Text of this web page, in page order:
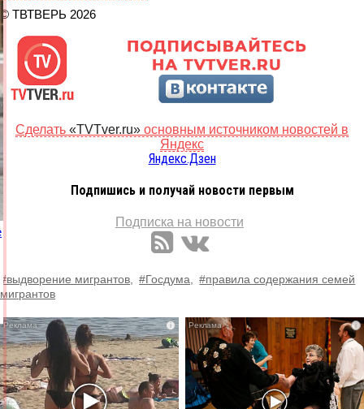
© ТВТВЕРЬ 2026
Сделать «TVTver.ru» основным источником новостей в
Яндекс
Яндекс.Дзен
Подпишись и получай новости первым
Подписка на новости
#выдворение мигрантов, #Госдума, #правила содержания семей
мигрантов
i i